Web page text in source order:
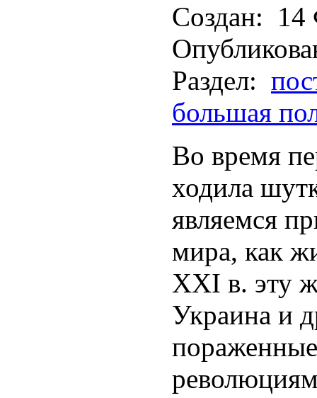
Создан:
14
Раздел:
большая
Во время
ходила
являемся
мира, как
XXI в. эту
Украина и